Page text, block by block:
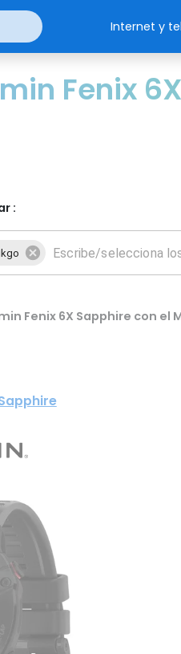
Internet y
Fenix
:
Fenix 6X Sapphire con el